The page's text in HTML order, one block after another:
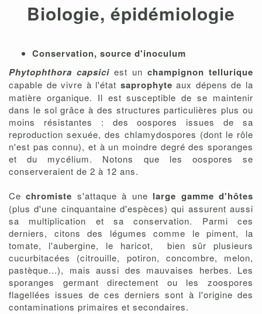
Biologie, épidémiologie
Conservation, source d'inoculum
Phytophthora capsici est un champignon tellurique
capable de vivre à l'état saprophyte aux dépens de la
matière organique. Il est susceptible de se maintenir
dans le sol grâce à des structures particulières plus ou
moins résistantes : des oospores issues de sa
reproduction sexuée, des chlamydospores (dont le rôle
n'est pas connu), et à un moindre degré des sporanges
et du mycélium. Notons que les oospores se
conserveraient de 2 à 12 ans.
Cechromiste s'attaque à une large gamme d'hôtes
(plus d'une cinquantaine d'espèces) qui assurent aussi
sa multiplication et sa conservation. Parmi ces
derniers, citons des légumes comme le piment, la
tomate, l'aubergine, le haricot, bien sûr plusieurs
cucurbitacées (citrouille, potiron, concombre, melon,
pastèque...), mais aussi des mauvaises herbes. Les
sporanges germant directement ou les zoospores
flagellées issues de ces derniers sont à l'origine des
contaminations primaires et secondaires.